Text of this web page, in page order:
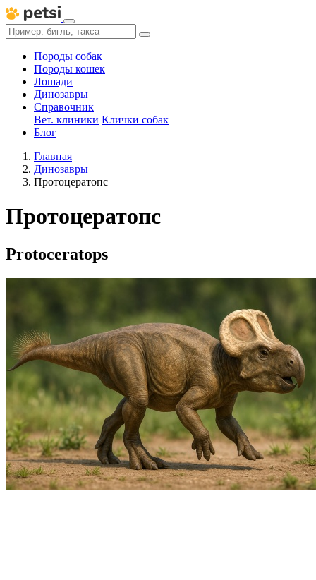
Породы собак
Породы кошек
Лошади
Динозавры
Справочник
Вет. клиники Клички собак
Блог
Главная
Динозавры
Протоцератопс
Протоцератопс
Protoceratops